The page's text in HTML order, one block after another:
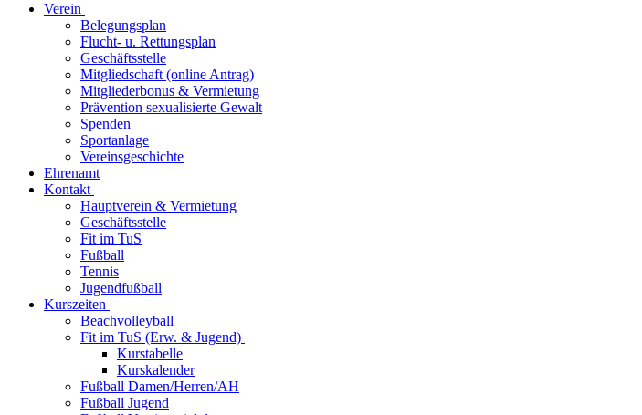
Verein
Belegungsplan
Flucht- u. Rettungsplan
Geschäftsstelle
Mitgliedschaft (online Antrag)
Mitgliederbonus & Vermietung
Prävention sexualisierte Gewalt
Spenden
Sportanlage
Vereinsgeschichte
Ehrenamt
Kontakt
Hauptverein & Vermietung
Geschäftsstelle
Fit im TuS
Fußball
Tennis
Jugendfußball
Kurszeiten
Beachvolleyball
Fit im TuS (Erw. & Jugend)
Kurstabelle
Kurskalender
Fußball Damen/Herren/AH
Fußball Jugend